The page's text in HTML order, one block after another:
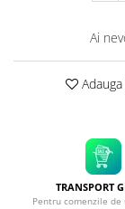
Ai
Adauga
TRANSPORT
Pentru comenzile